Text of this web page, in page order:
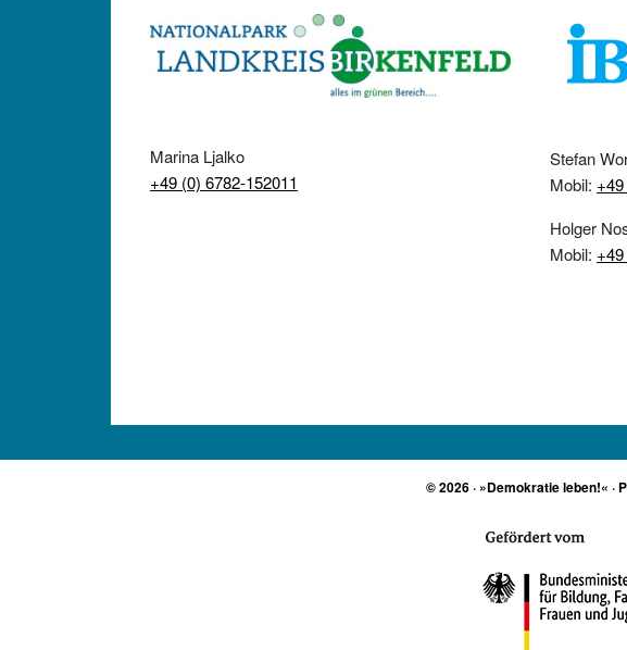
Marina Ljalko
+49 (0) 6782-152011
Stefan
Mobil:
Holger
Mobil:
© 2026 · »Demokratie leben!«